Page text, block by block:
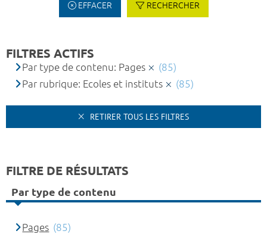
EFFACER RECHERCHER
FILTRES ACTIFS
Par type de contenu: Pages
(85)
Par rubrique: Ecoles et instituts
(85)
RETIRER TOUS LES FILTRES
FILTRE DE RÉSULTATS
Par type de contenu
Pages (85)